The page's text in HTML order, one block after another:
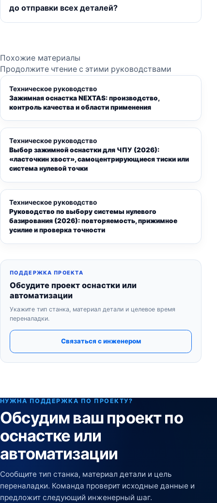
ПОДДЕРЖКА ПРОЕКТА
Обсудите проект оснастки или
автоматизации
Укажите тип станка, материал детали и целевое время
переналадки.
Связаться с инженером
до отправки всех деталей?
Похожие материалы
Продолжите чтение с этими руководствами
Техническое руководство
Зажимная оснастка NEXTAS: производство,
контроль качества и области применения
Техническое руководство
Выбор зажимной оснастки для ЧПУ (2026):
«ласточкин хвост», самоцентрирующиеся тиски или
система нулевой точки
Техническое руководство
Руководство по выбору системы нулевого
базирования (2026): повторяемость, прижимное
усилие и проверка точности
НУЖНА ПОДДЕРЖКА ПО ПРОЕКТУ?
Обсудим ваш проект по
оснастке или
автоматизации
Сообщите тип станка, материал детали и цель
переналадки. Команда проверит исходные данные и
предложит следующий инженерный шаг.